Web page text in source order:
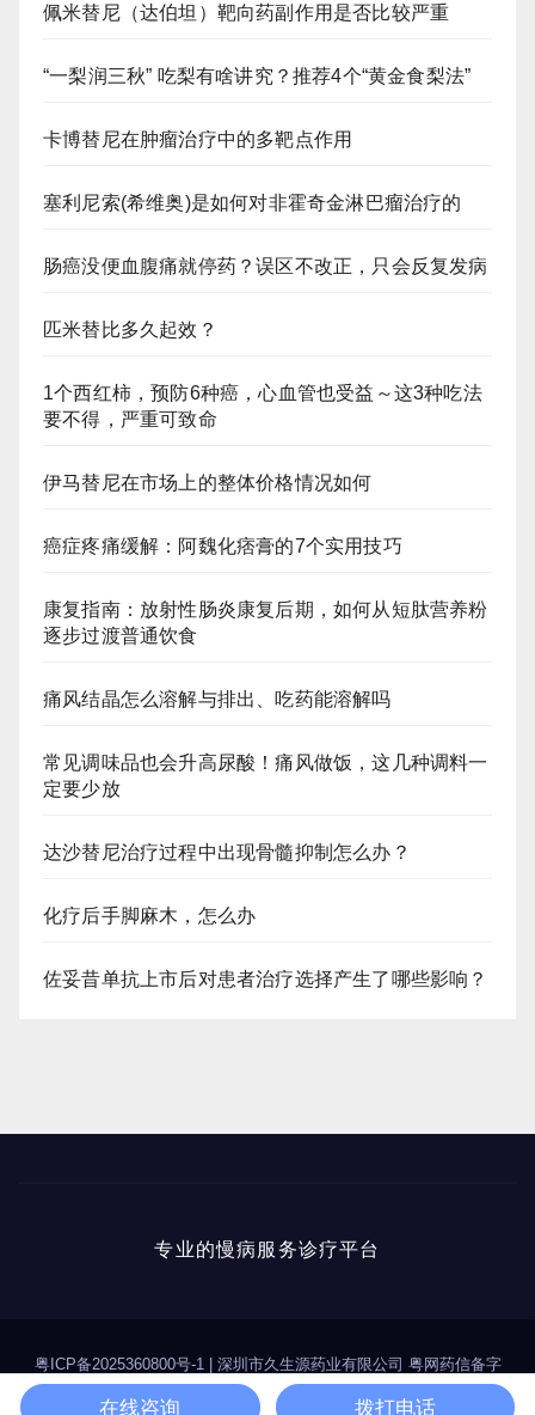
佩米替尼（达伯坦）靶向药副作用是否比较严重
“一梨润三秋” 吃梨有啥讲究？推荐4个“黄金食梨法”
卡博替尼在肿瘤治疗中的多靶点作用
塞利尼索(希维奥)是如何对非霍奇金淋巴瘤治疗的
肠癌没便血腹痛就停药？误区不改正，只会反复发病
匹米替比多久起效？
1个西红柿，预防6种癌，心血管也受益～这3种吃法
要不得，严重可致命
伊马替尼在市场上的整体价格情况如何
癌症疼痛缓解：阿魏化痞膏的7个实用技巧
康复指南：放射性肠炎康复后期，如何从短肽营养粉
逐步过渡普通饮食
痛风结晶怎么溶解与排出、吃药能溶解吗
常见调味品也会升高尿酸！痛风做饭，这几种调料一
定要少放
达沙替尼治疗过程中出现骨髓抑制怎么办？
化疗后手脚麻木，怎么办
佐妥昔单抗上市后对患者治疗选择产生了哪些影响？
专业的慢病服务诊疗平台
粤ICP备2025360800号-1
深圳市久生源药业有限公司 粤网药信备字
（2025）第00114号
在线咨询 拨打电话